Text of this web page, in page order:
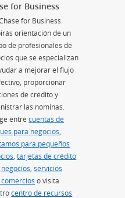
for Business
for Business
orientación de un
de profesionales de
que se especializan
a mejorar el flujo
proporcionar
de crédito y
las nóminas.
entrecuentas de
para negocios
para pequeños
(Se abre en superposición)
,tarjetas de crédito
(Se abre en superposición)
,servicios
(Se abre en superposición)
o visita
centro de recursos